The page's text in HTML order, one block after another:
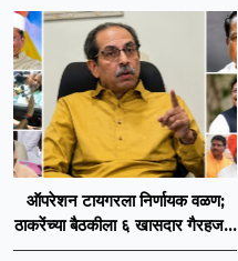
ऑपरेशन टायगरला निर्णायक वळण;
ठाकरेंच्या बैठकीला ६ खासदार गैरहजर,
थेट शिंदे सेनेत विलीन होण्याचा